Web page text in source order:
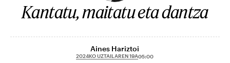
Kantatu, maitatu eta dantza
Aines Hariztoi
2024KO UZTAILAREN 19A05:00